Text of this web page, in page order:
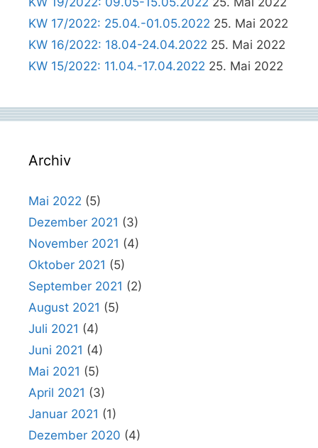
KW 17/2022: 25.04.-01.05.2022 25. Mai 2022
KW 16/2022: 18.04-24.04.2022 25. Mai 2022
KW 15/2022: 11.04.-17.04.2022 25. Mai 2022
Archiv
Mai 2022 (5)
Dezember 2021 (3)
November 2021 (4)
Oktober 2021 (5)
September 2021 (2)
August 2021 (5)
Juli 2021 (4)
Juni 2021 (4)
Mai 2021 (5)
April 2021 (3)
Januar 2021 (1)
Dezember 2020 (4)